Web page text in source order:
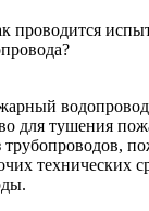
проводится
для тушения
трубопроводов,
технических